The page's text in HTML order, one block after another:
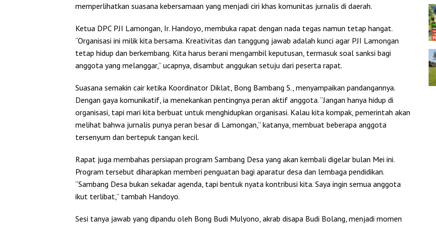
memperlihatkan suasana kebersamaan yang menjadi ciri khas komunitas jurnalis di daerah.
Ketua DPC PJI Lamongan, Ir. Handoyo, membuka rapat dengan nada tegas namun tetap hangat.
“Organisasi ini milik kita bersama. Kreativitas dan tanggung jawab adalah kunci agar PJI Lamongan
tetap hidup dan berkembang. Kita harus berani mengambil keputusan, termasuk soal sanksi bagi
anggota yang melanggar,” ucapnya, disambut anggukan setuju dari peserta rapat.
Suasana semakin cair ketika Koordinator Diklat, Bong Bambang S., menyampaikan pandangannya.
Dengan gaya komunikatif, ia menekankan pentingnya peran aktif anggota. “Jangan hanya hidup di
organisasi, tapi mari kita berbuat untuk menghidupkan organisasi. Kalau kita kompak, pemerintah akan
melihat bahwa jurnalis punya peran besar di Lamongan,” katanya, membuat beberapa anggota
tersenyum dan bertepuk tangan kecil.
Rapat juga membahas persiapan program Sambang Desa yang akan kembali digelar bulan Mei ini.
Program tersebut diharapkan memberi penguatan bagi aparatur desa dan lembaga pendidikan.
“Sambang Desa bukan sekadar agenda, tapi bentuk nyata kontribusi kita. Saya ingin semua anggota
ikut terlibat,” tambah Handoyo.
Sesi tanya jawab yang dipandu oleh Bong Budi Mulyono, akrab disapa Budi Bolang, menjadi momen